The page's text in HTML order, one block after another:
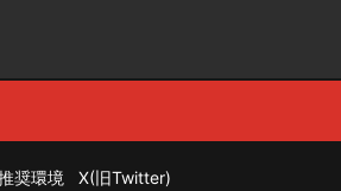
奨環境 X(旧Twitter)